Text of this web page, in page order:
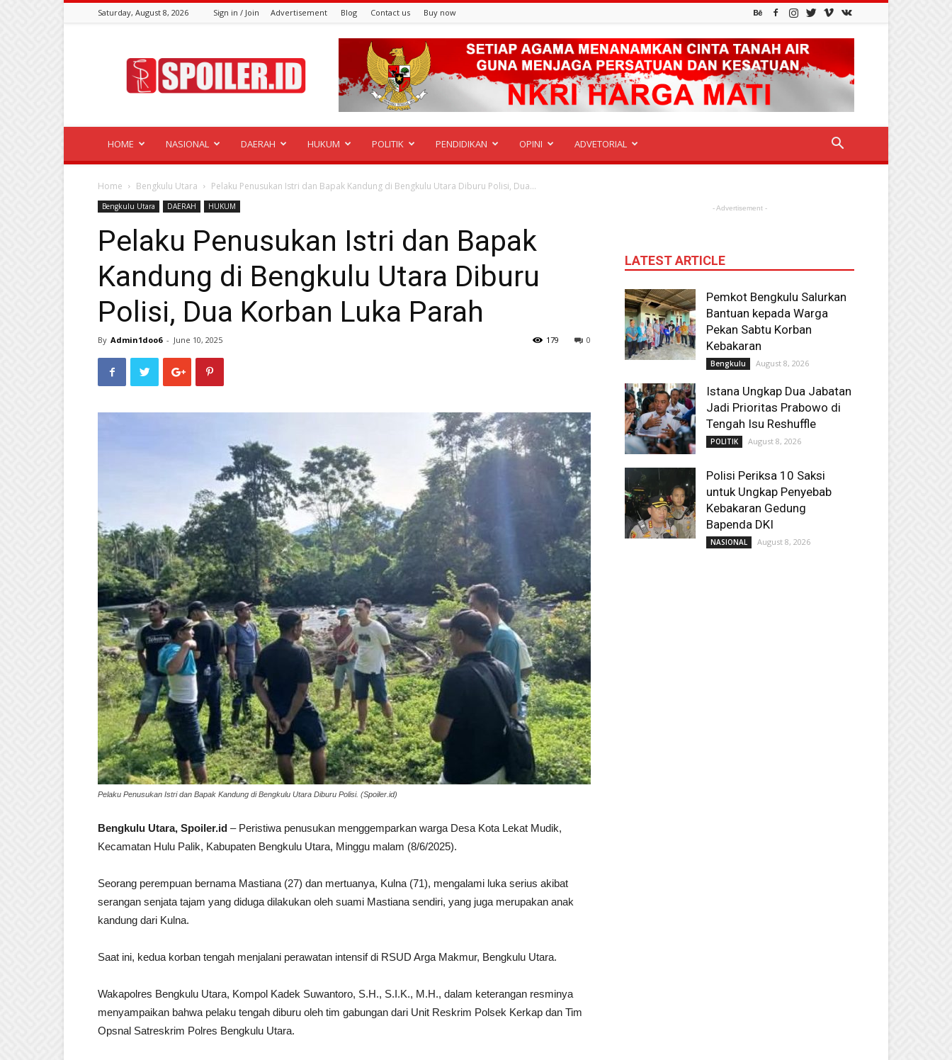
Saturday, August 8, 2026 Sign in / Join Advertisement Blog Contact us Buy now
HOME NASIONAL DAERAH HUKUM POLITIK PENDIDIKAN OPINI ADVETORIAL
Home Bengkulu Utara Pelaku Penusukan Istri dan Bapak Kandung di Bengkulu Utara Diburu Polisi, Dua...
Bengkulu Utara DAERAH HUKUM
Pelaku Penusukan Istri dan Bapak
Kandung di Bengkulu Utara Diburu
Polisi, Dua Korban Luka Parah
By Admin1doo6 - June 10, 2025 0
179
Pelaku Penusukan Istri dan Bapak Kandung di Bengkulu Utara Diburu Polisi. (Spoiler.id)
Bengkulu Utara, Spoiler.id – Peristiwa penusukan menggemparkan warga Desa Kota Lekat Mudik,
Kecamatan Hulu Palik, Kabupaten Bengkulu Utara, Minggu malam (8/6/2025).
Seorang perempuan bernama Mastiana (27) dan mertuanya, Kulna (71), mengalami luka serius akibat
serangan senjata tajam yang diduga dilakukan oleh suami Mastiana sendiri, yang juga merupakan anak
kandung dari Kulna.
Saat ini, kedua korban tengah menjalani perawatan intensif di RSUD Arga Makmur, Bengkulu Utara.
Wakapolres Bengkulu Utara, Kompol Kadek Suwantoro, S.H., S.I.K., M.H., dalam keterangan resminya
menyampaikan bahwa pelaku tengah diburu oleh tim gabungan dari Unit Reskrim Polsek Kerkap dan Tim
Opsnal Satreskrim Polres Bengkulu Utara.
- Advertisement -
LATEST ARTICLE
Pemkot Bengkulu Salurkan
Bantuan kepada Warga
Pekan Sabtu Korban
Kebakaran
Bengkulu August 8, 2026
Istana Ungkap Dua Jabatan
Jadi Prioritas Prabowo di
Tengah Isu Reshuffle
POLITIK August 8, 2026
Polisi Periksa 10 Saksi
untuk Ungkap Penyebab
Kebakaran Gedung
Bapenda DKI
NASIONAL August 8, 2026